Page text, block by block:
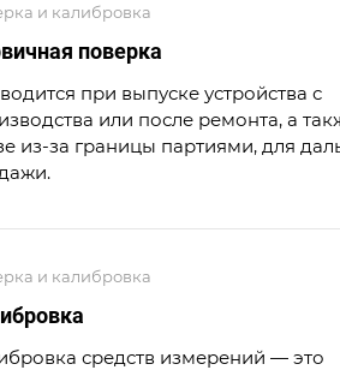
и калибровка
поверка
при выпуске устройства с
или после ремонта, а
из-за границы партиями, для
и калибровка
средств измерений — это